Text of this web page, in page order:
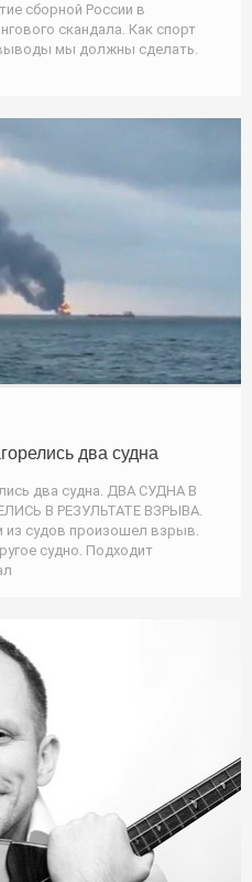
сборной России в
скандала. Как спорт
мы должны сделать.
два судна
два судна. ДВА СУДНА В
В РЕЗУЛЬТАТЕ ВЗРЫВА.
судов произошел взрыв.
судно. Подходит